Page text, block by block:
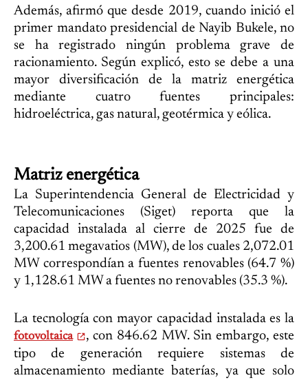
Además, afirmó que desde 2019, cuando inició el
primer mandato presidencial de Nayib Bukele, no
se ha registrado ningún problema grave de
racionamiento. Según explicó, esto se debe a una
mayor diversificación de la matriz energética
mediante cuatro fuentes principales:
hidroeléctrica, gas natural, geotérmica y eólica.
Matriz energética
La Superintendencia General de Electricidad y
Telecomunicaciones (Siget) reporta que la
capacidad instalada al cierre de 2025 fue de
3,200.61 megavatios (MW), de los cuales 2,072.01
MW correspondían a fuentes renovables (64.7 %)
y 1,128.61 MW a fuentes no renovables (35.3 %).
La tecnología con mayor capacidad instalada es la
fotovoltaica
, con 846.62 MW. Sin embargo, este
tipo de generación requiere sistemas de
almacenamiento mediante baterías, ya que solo